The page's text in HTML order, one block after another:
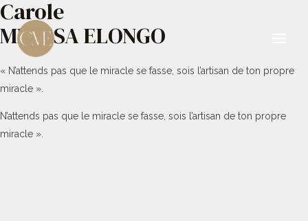
Aller
contenu
Carole
MBESSA ELONGO
« N’attends pas que le miracle se fasse, sois l’artisan de ton propre
miracle ».
N’attends pas que le miracle se fasse, sois l’artisan de ton propre
miracle ».